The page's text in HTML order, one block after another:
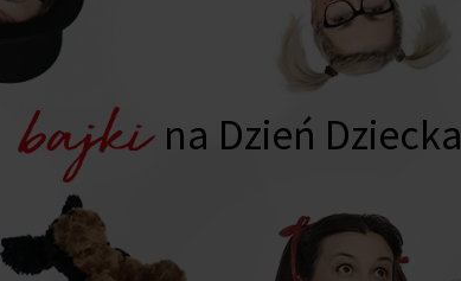
na Dzień Dziecka